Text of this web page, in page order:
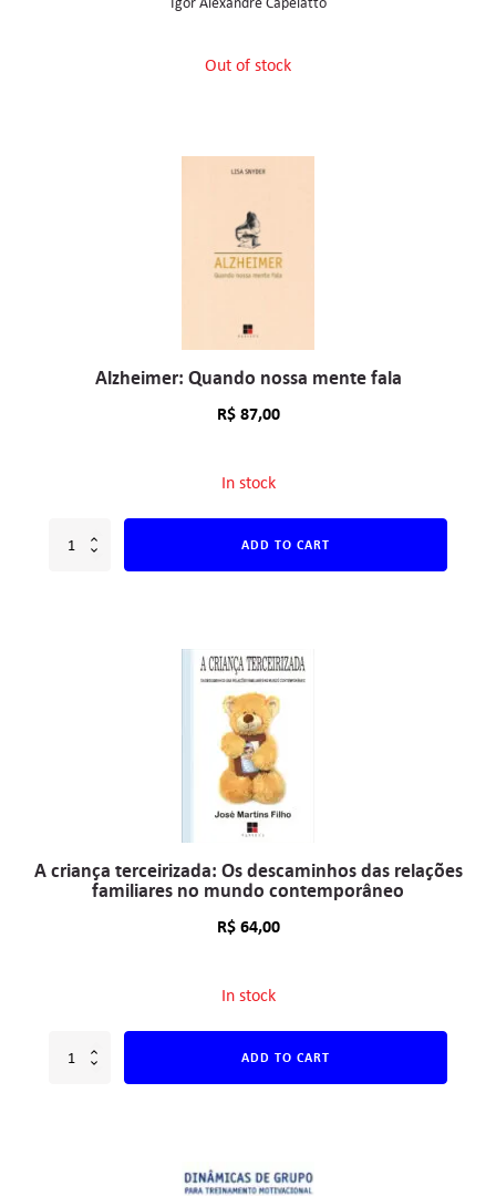
Out of stock
Alzheimer: Quando nossa mente fala
R$87,00
In stock
ADD TO CART
A criança terceirizada: Os descaminhos das relações
familiares no mundo contemporâneo
R$64,00
In stock
ADD TO CART